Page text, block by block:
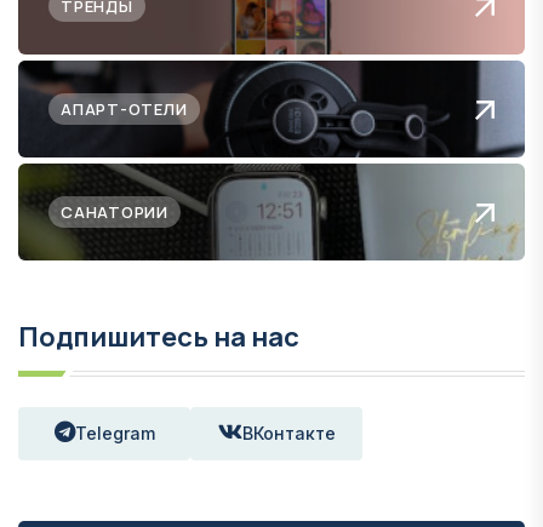
ТРЕНДЫ
АПАРТ-ОТЕЛИ
САНАТОРИИ
Подпишитесь на нас
Telegram ВКонтакте